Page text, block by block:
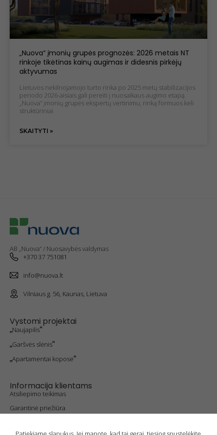
„Nuova“ įmonių grupės prognozės: 2026 metais NT
rinkoje tikėtinas kainų augimas ir didesnis pirkėjų
aktyvumas
Lietuvos nekilnojamojo turto rinka po 2025 metų stabilizacijos
periodo 2026-aisiais gali pereiti į nuosaikaus augimo etapą.
„Nuova“ įmonių grupės ekspertų vertinimu, rinką formuos keli
struktūriniai
SKAITYTI »
AB „Nuova“ / Nuosavybės valdymas
+370 37 751081
info@nuova.lt
Vilniaus g. 56, Kaunas, Lietuva
Vystomi projektai
„Naujapilis“
„Garšvės slėnis“
„Apartamentai kopose“
Informacija klientams
Atsiliepimo teikimas
Garantinė priežiūra
Patirties
slapukai
Kad mūsų
veiktų kuo
geriau jūsų
atsisakysite
šių slapukų,
kai kurios